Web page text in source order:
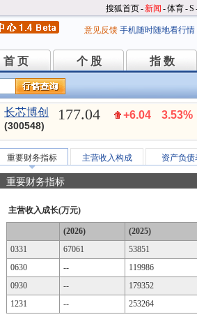
搜狐首页-新闻 -体育-S
意见反馈 手机随时随地看行情
首 页
首 页 个 股
个 股 指 数
指 数
长芯博创
(300548)
177.04 +6.04 3.53%
重要财务指标 主营收入构成 资产负债
重要财务指标
主营收入成长(万元)
(2026)
(2025)
0331
67061
53851
0630
--
119986
0930
--
179352
1231
-- 253264